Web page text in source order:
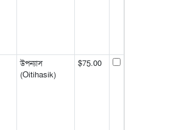
উপন্যাস
(Oitihasik)
$75.00